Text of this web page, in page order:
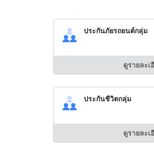
ประกันภัยรถยนต์กลุ่ม
ดูรายละเ
ประกันชีวิตกลุ่ม
ดูรายละเ